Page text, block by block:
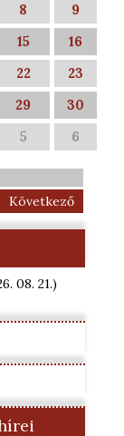
8
9
15
16
22
23
29
30
5 6
Következő
08. 21.)